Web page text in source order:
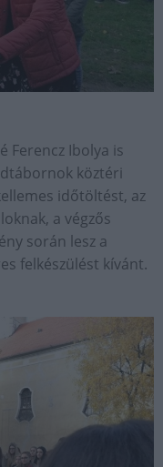
Ferencz Ibolya is
köztéri
időtöltést, az
a végzős
során lesz a
felkészülést kívánt.